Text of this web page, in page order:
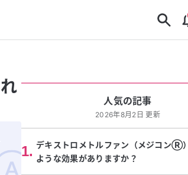
人気の記事
2026年8月2日 更新
1. デキストロメトルファン（メジコンⓇ
ような効果がありますか？